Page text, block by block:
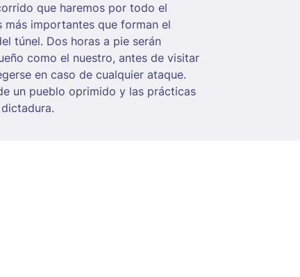
que haremos por todo el
importantes que forman el
túnel. Dos horas a pie serán
como el nuestro, antes de visitar
en caso de cualquier ataque.
un pueblo oprimido y las prácticas